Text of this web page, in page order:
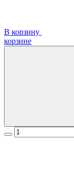
В корзину
корзинe